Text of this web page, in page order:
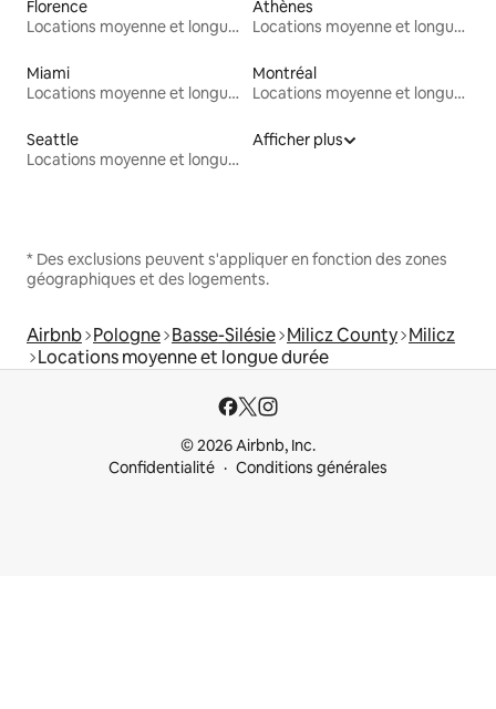
Florence
Locations moyenne et longue durée
Athènes
Locations moyenne et longue durée
Miami
Locations moyenne et longue durée
Montréal
Locations moyenne et longue durée
Seattle
Locations moyenne et longue durée
Afficher plus
* Des exclusions peuvent s'appliquer en fonction des zones
géographiques et des logements.
Airbnb Pologne Basse-Silésie Milicz County Milicz
Locations moyenne et longue durée
© 2026 Airbnb, Inc.
Confidentialité
Conditions générales